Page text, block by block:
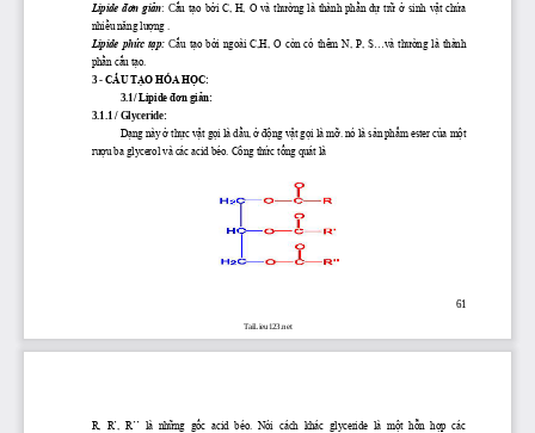
61
Lipide đơn giản:  Cấu tạo bởi C, H, O và thường là thành phần dự trữ ở sinh vật chứa
nhiều năng lượng .
Lipide phức tạp: Cấu tạo bởi ngoài C,H, O còn có thêm N, P, S...và thường là thành
phần cấu tạo.
3 - CẤU TẠO HÓA HỌC:
3.1/ Lipide đơn giản:
3.1.1 / Glyceride:
Dạng này ở thực vật gọi là dầu, ở động vật gọi là mỡ. nó là sản phẩm ester của một
rượu ba glycerol và các acid béo. Công thức tổng quát là
TaiLieu123.net
R,  R’,  R’’  là  những  gốc  acid  béo.  Nói  cách  khác  glyceride  là  một  hỗn  hợp  các